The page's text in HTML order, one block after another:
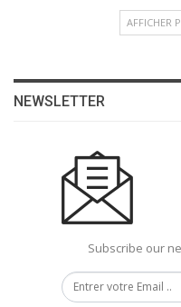
AFFICHER
NEWSLETTER
Subscribe our